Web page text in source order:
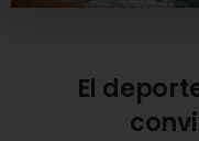
El